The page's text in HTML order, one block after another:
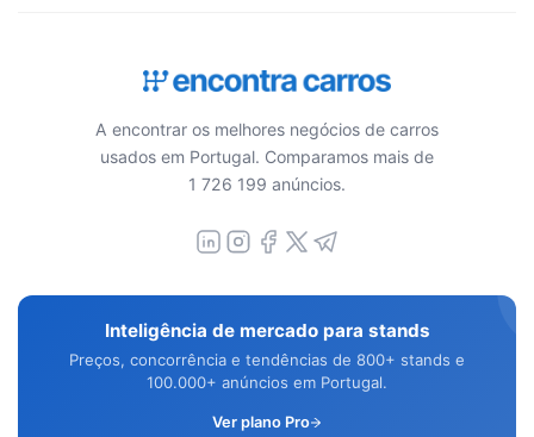
A encontrar os melhores negócios de carros
usados em Portugal. Comparamos mais de
1 726 199 anúncios.
Inteligência de mercado para stands
Preços, concorrência e tendências de 800+ stands e
100.000+ anúncios em Portugal.
Ver plano Pro